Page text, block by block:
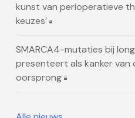
kunst van perioperatieve
keuzes’
SMARCA4-mutaties bij
presenteert als kanker van
oorsprong